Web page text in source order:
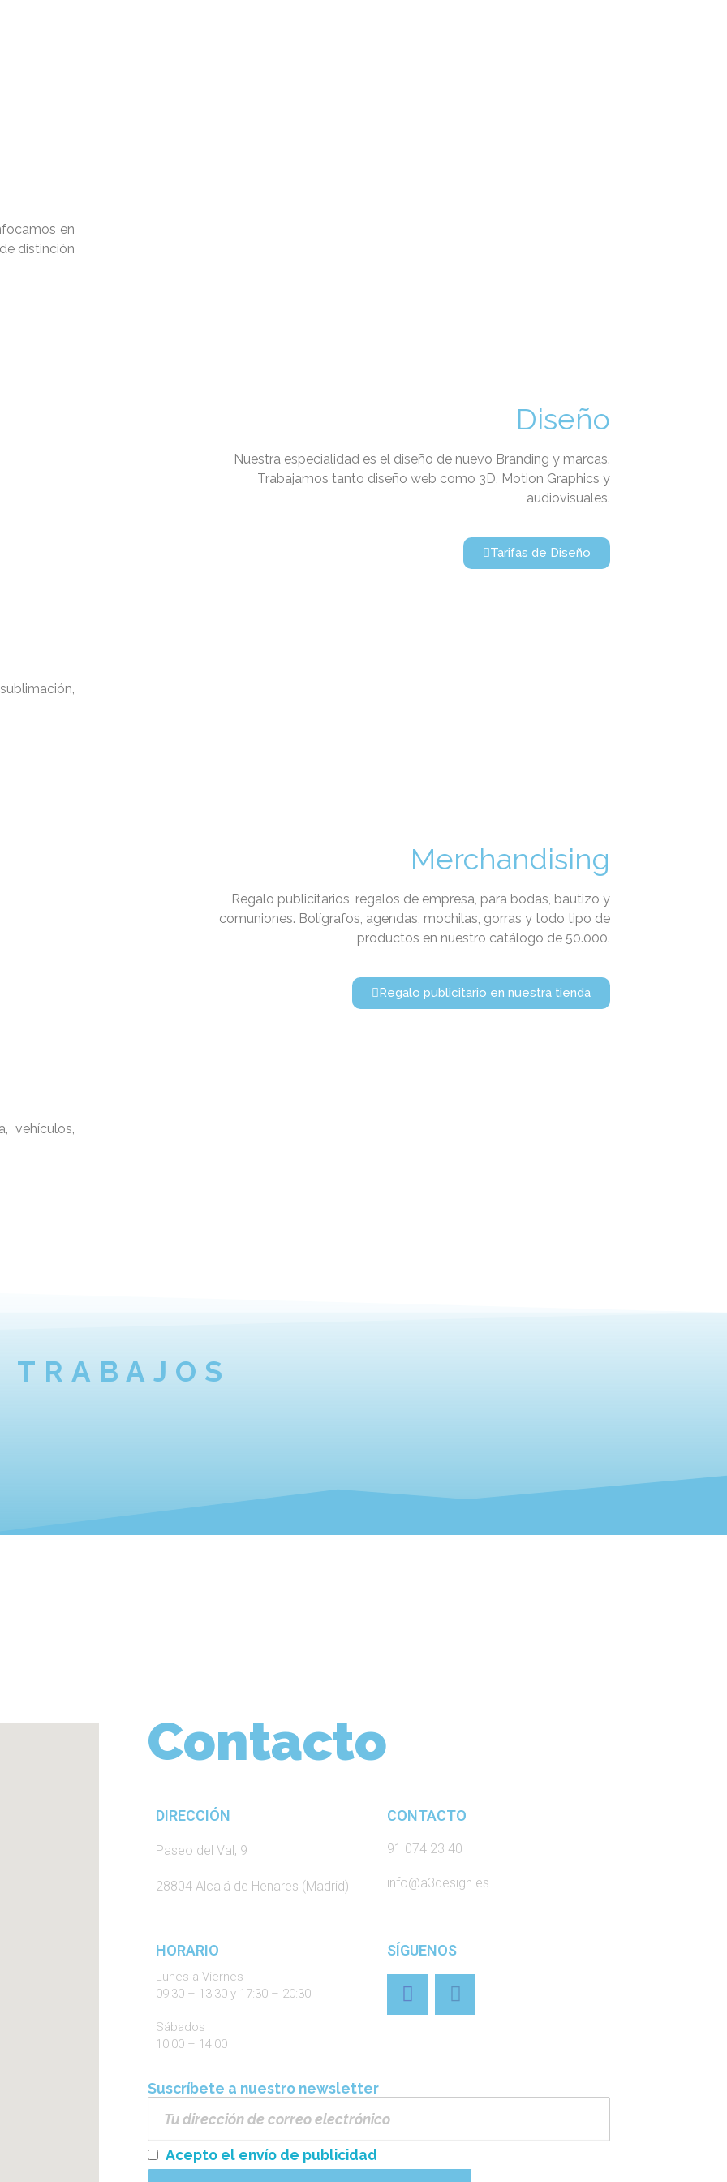
en
distinción
Diseño
Nuestra especialidad es el diseño de nuevo Branding y marcas.
Trabajamos tanto diseño web como 3D, Motion Graphics y
audiovisuales.
Tarifas de Diseño
Merchandising
Regalo publicitarios, regalos de empresa, para bodas, bautizo y
comuniones. Bolígrafos, agendas, mochilas, gorras y todo tipo de
productos en nuestro catálogo de 50.000.
Regalo publicitario en nuestra tienda
vehículos,
TRABAJOS
Contacto
DIRECCIÓN
Paseo del Val, 9
28804 Alcalá de Henares (Madrid)
CONTACTO
91 074 23 40
info@a3design.es
HORARIO
Lunes a Viernes
09:30 – 13:30 y 17:30 – 20:30
Sábados
10:00 – 14:00
SÍGUENOS
Suscríbete a nuestro newsletter
Acepto el envío de publicidad